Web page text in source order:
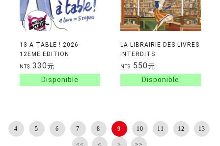
13 A TABLE ! 2026 -
12EME EDITION
NT$ 330元
LA LIBRAIRIE DES LIVRES
INTERDITS
NT$ 550元
4 5 6 7 8 9 10 11 12 13
<< < > >>